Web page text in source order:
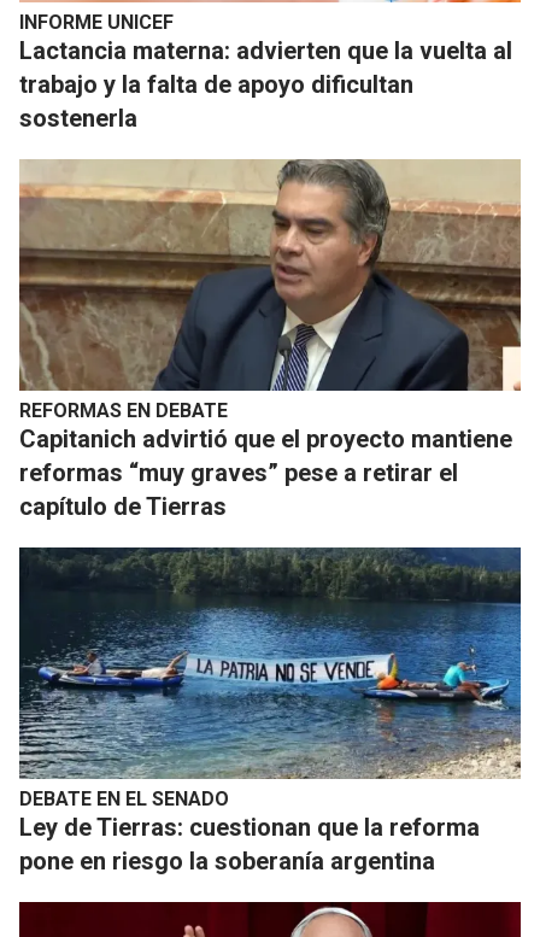
INFORME UNICEF
Lactancia materna: advierten que la vuelta al
trabajo y la falta de apoyo dificultan
sostenerla
REFORMAS EN DEBATE
Capitanich advirtió que el proyecto mantiene
reformas “muy graves” pese a retirar el
capítulo de Tierras
DEBATE EN EL SENADO
Ley de Tierras: cuestionan que la reforma
pone en riesgo la soberanía argentina